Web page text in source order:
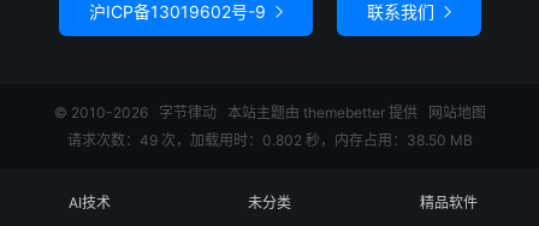
沪ICP备13019602号-9  联系我们 
© 2010-2026 字节律动 本站主题由 themebetter提供
网站地图
请求次数：49 次，加载用时：0.802 秒，内存占用：38.50 MB
AI技术 未分类 精品软件